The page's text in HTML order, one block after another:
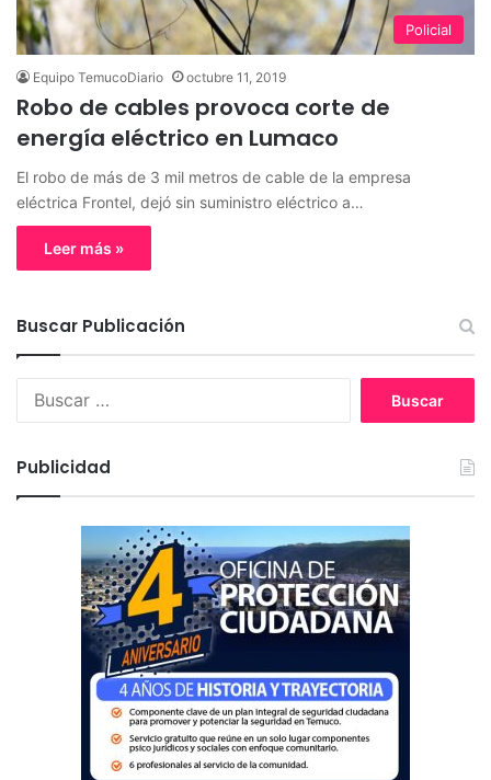
Policial
Equipo TemucoDiario octubre 11, 2019
Robo de cables provoca corte de
energía eléctrico en Lumaco
El robo de más de 3 mil metros de cable de la empresa
eléctrica Frontel, dejó sin suministro eléctrico a…
Leer más »
Buscar Publicación
:
Publicidad